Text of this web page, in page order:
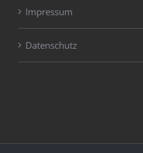
Impressum
Datenschutz